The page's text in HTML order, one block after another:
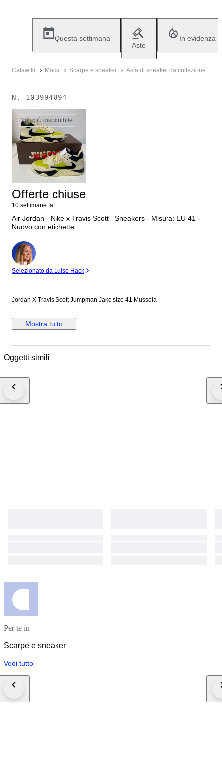
Questa settimana
Aste
In evidenza
Catawiki Moda Scarpe e sneaker Asta di sneaker da collezione
N. 103994894
Non più disponibile
Offerte chiuse
10 settimane fa
Air Jordan - Nike x Travis Scott - Sneakers - Misura: EU 41 -
Nuovo con etichette
Esperto
Selezionato da Luise Hack
Jordan X Travis Scott Jumpman Jake size 41 Mussola
Mostra tutto
Oggetti simili
Per te in
Scarpe e sneaker
Vedi tutto